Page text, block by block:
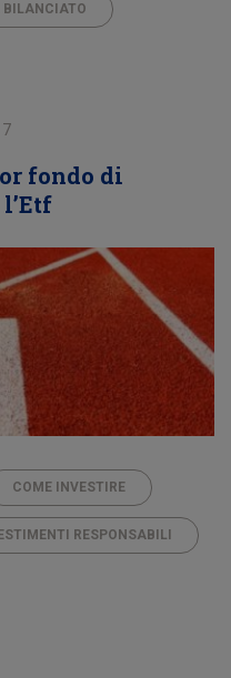
BILANCIATO
fondo di
COME INVESTIRE
RESPONSABILI